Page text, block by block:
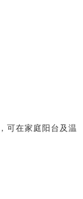
可在家庭阳台及温